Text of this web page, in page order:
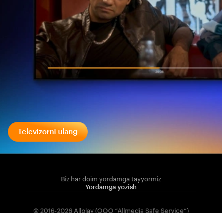
Televizorni ulang
Biz har doim yordamga tayyormiz
Yordamga yozish
© 2016-2026 Allplay (OOO “Allmedia Safe Service”)